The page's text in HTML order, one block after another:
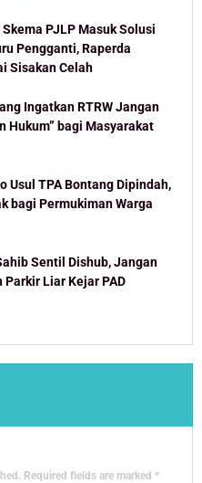
Skema PJLP Masuk Solusi
Pengganti, Raperda
Sisakan Celah
Ingatkan RTRW Jangan
Hukum” bagi Masyarakat
Usul TPA Bontang Dipindah,
bagi Permukiman Warga
Sentil Dishub, Jangan
Parkir Liar Kejar PAD
Required fields are marked *